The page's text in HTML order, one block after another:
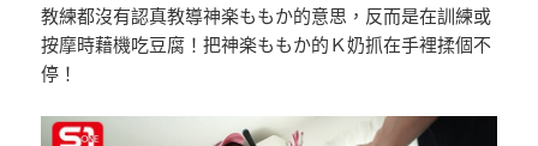
教練都沒有認真教導神楽ももか的意思，反而是在訓練或
按摩時藉機吃豆腐！把神楽ももか的Ｋ奶抓在手裡揉個不
停！